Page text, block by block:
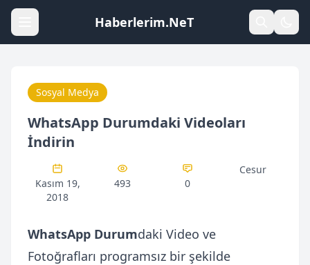
Haberlerim.NeT
Sosyal Medya
WhatsApp Durumdaki Videoları
İndirin
Kasım 19,
2018
493 0
Cesur
WhatsApp Durumdaki Video ve
Fotoğrafları programsız bir şekilde